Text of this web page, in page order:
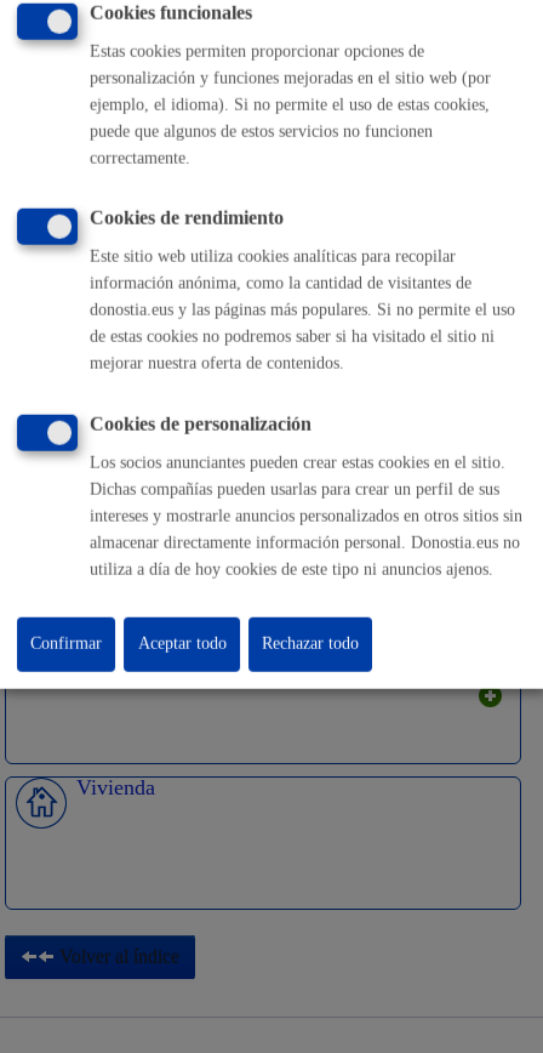
Relaciones con la ciudadanía
Seguridad ciudadana
Trámites económicos
Turismo
Vehículos
Vivienda
Volver al índice
Cookies funcionales
Estas cookies permiten proporcionar opciones de
personalización y funciones mejoradas en el sitio web (por
ejemplo, el idioma). Si no permite el uso de estas cookies,
puede que algunos de estos servicios no funcionen
correctamente.
Cookies de rendimiento
Este sitio web utiliza cookies analíticas para recopilar
información anónima, como la cantidad de visitantes de
donostia.eus y las páginas más populares. Si no permite el uso
de estas cookies no podremos saber si ha visitado el sitio ni
mejorar nuestra oferta de contenidos.
Cookies de personalización
Los socios anunciantes pueden crear estas cookies en el sitio.
Dichas compañías pueden usarlas para crear un perfil de sus
intereses y mostrarle anuncios personalizados en otros sitios sin
almacenar directamente información personal. Donostia.eus no
utiliza a día de hoy cookies de este tipo ni anuncios ajenos.
Rechazar todo
Confirmar Aceptar todo